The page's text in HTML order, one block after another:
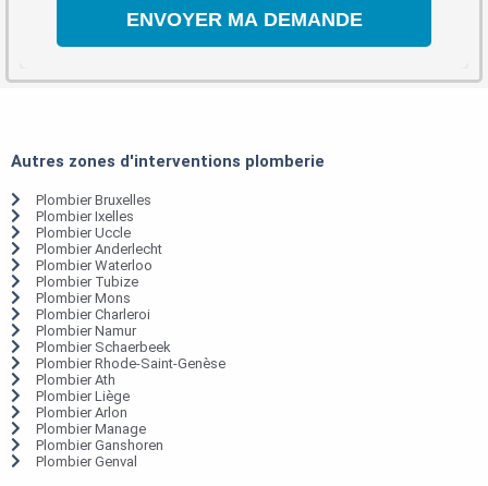
Autres zones d'interventions plomberie
Plombier Bruxelles
Plombier Ixelles
Plombier Uccle
Plombier Anderlecht
Plombier Waterloo
Plombier Tubize
Plombier Mons
Plombier Charleroi
Plombier Namur
Plombier Schaerbeek
Plombier Rhode-Saint-Genèse
Plombier Ath
Plombier Liège
Plombier Arlon
Plombier Manage
Plombier Ganshoren
Plombier Genval